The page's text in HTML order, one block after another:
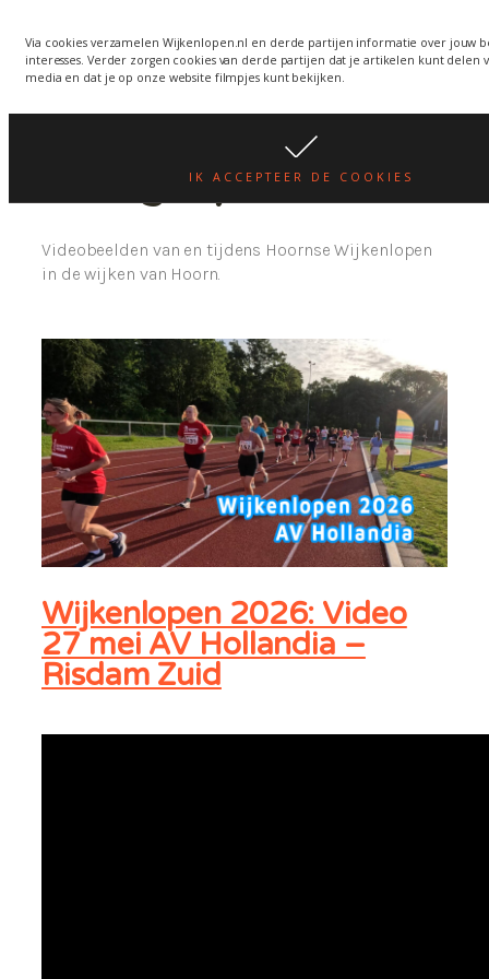
Via cookies verzamelen Wijkenlopen.nl en derde partijen informatie over jouw
interesses. Verder zorgen cookies van derde partijen dat je artikelen kunt delen
media en dat je op onze website filmpjes kunt bekijken.
IK ACCEPTEER DE COOKIES
Wijkenlopen in Hoorn
Category:Video
Videobeelden van en tijdens Hoornse Wijkenlopen
in de wijken van Hoorn.
Wijkenlopen 2026: Video
27 mei AV Hollandia –
Risdam Zuid